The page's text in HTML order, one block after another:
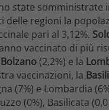
state somministrate
delle regioni la
pari al 3,12%.
vaccinato di più
Bolzano(2,2%) e la
vaccinazioni, la
(7%) e Lombardia
(0%), Basilicata